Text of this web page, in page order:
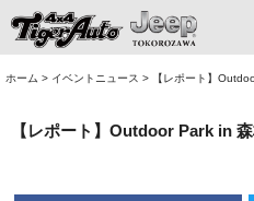
ホーム > イベントニュース > 【レポート】
【レポート】Outdoor Park in